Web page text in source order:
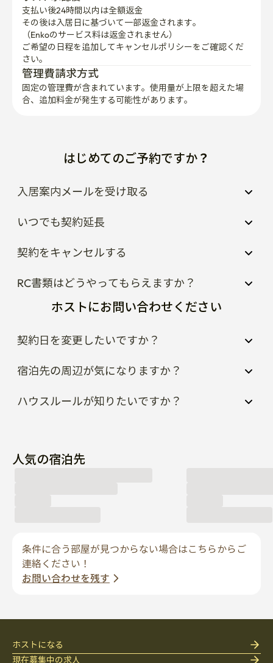
支払い後24時間以内は全額返金
その後は入居日に基づいて一部返金されます。
（Enkoのサービス料は返金されません）
ご希望の日程を追加してキャンセルポリシーをご確認くだ
さい。
管理費請求方式
固定の管理費が含まれています。使用量が上限を超えた場
合、追加料金が発生する可能性があります。
はじめてのご予約ですか？
入居案内メールを受け取る
いつでも契約延長
契約をキャンセルする
RC書類はどうやってもらえますか？
ホストにお問い合わせください
契約日を変更したいですか？
宿泊先の周辺が気になりますか？
ハウスルールが知りたいですか？
人気の宿泊先
条件に合う部屋が見つからない場合はこちらからご
連絡ください！
お問い合わせを残す
ホストになる
現在募集中の求人